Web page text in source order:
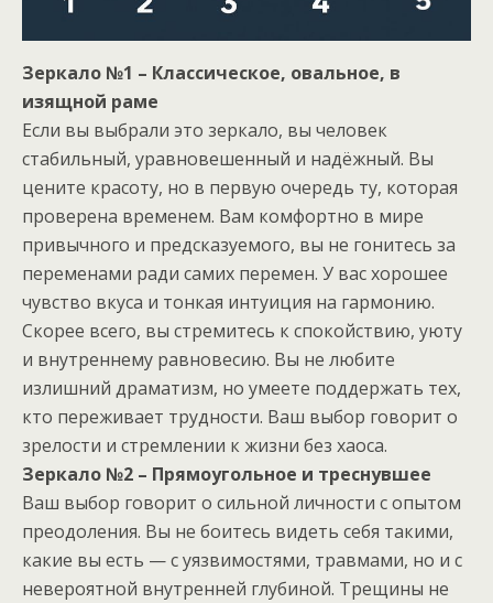
Зеркало №1 – Классическое, овальное, в
изящной раме
Если вы выбрали это зеркало, вы человек
стабильный, уравновешенный и надёжный. Вы
цените красоту, но в первую очередь ту, которая
проверена временем. Вам комфортно в мире
привычного и предсказуемого, вы не гонитесь за
переменами ради самих перемен. У вас хорошее
чувство вкуса и тонкая интуиция на гармонию.
Скорее всего, вы стремитесь к спокойствию, уюту
и внутреннему равновесию. Вы не любите
излишний драматизм, но умеете поддержать тех,
кто переживает трудности. Ваш выбор говорит о
зрелости и стремлении к жизни без хаоса.
Зеркало №2 – Прямоугольное и треснувшее
Ваш выбор говорит о сильной личности с опытом
преодоления. Вы не боитесь видеть себя такими,
какие вы есть — с уязвимостями, травмами, но и с
невероятной внутренней глубиной. Трещины не